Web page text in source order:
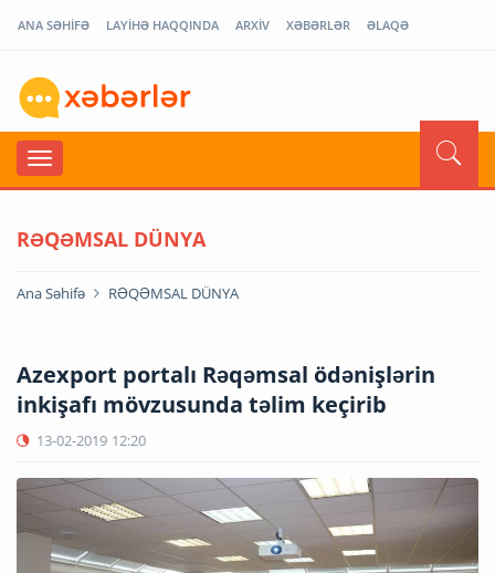
ANA SƏHİFƏ LAYİHƏ HAQQINDA ARXİV XƏBƏRLƏR ƏLAQƏ
RƏQƏMSAL DÜNYA
Ana Səhifə RƏQƏMSAL DÜNYA
Azexport portalı Rəqəmsal ödənişlərin
inkişafı mövzusunda təlim keçirib
13-02-2019 12:20